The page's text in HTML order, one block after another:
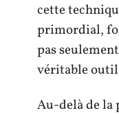
cette
primordial,
pas
véritable
Au-delà de la